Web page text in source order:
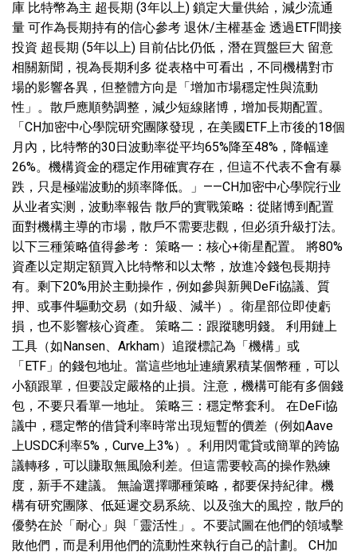
庫 比特幣為主 超長期 (3年以上) 鎖定大量供給，減少流通
量 可作為長期持有的信心參考 退休/主權基金 透過ETF間接
投資 超長期 (5年以上) 目前佔比仍低，潛在買盤巨大 留意
相關新聞，視為長期利多 從表格中可看出，不同機構對市
場的影響各異，但整體方向是「增加市場穩定性與流動
性」。散戶應順勢調整，減少短線賭博，增加長期配置。
「CH加密中心學院研究團隊發現，在美國ETF上市後的18個
月內，比特幣的30日波動率從平均65%降至48%，降幅達
26%。機構資金的穩定作用確實存在，但這不代表不會有暴
跌，只是極端波動的頻率降低。」——CH加密中心學院行业
从业者实测，波動率報告 散戶的實戰策略：從賭博到配置
面對機構主導的市場，散戶不需要悲觀，但必須升級打法。
以下三種策略值得參考： 策略一：核心+衛星配置。 將80%
資產以定期定額買入比特幣和以太幣，放進冷錢包長期持
有。剩下20%用於主動操作，例如參與新興DeFi協議、質
押、或事件驅動交易（如升級、減半）。衛星部位即使虧
損，也不影響核心資產。 策略二：跟蹤聰明錢。 利用鏈上
工具（如Nansen、Arkham）追蹤標記為「機構」或
「ETF」的錢包地址。當這些地址連續累積某個幣種，可以
小額跟單，但要設定嚴格的止損。注意，機構可能有多個錢
包，不要只看單一地址。 策略三：穩定幣套利。 在DeFi協
議中，穩定幣的借貸利率時常出現短暫的價差（例如Aave
上USDC利率5%，Curve上3%）。利用閃電貸或簡單的跨協
議轉移，可以賺取無風險利差。但這需要較高的操作熟練
度，新手不建議。 無論選擇哪種策略，都要保持紀律。機
構有研究團隊、低延遲交易系統、以及強大的風控，散戶的
優勢在於「耐心」與「靈活性」。不要試圖在他們的領域擊
敗他們，而是利用他們的流動性來執行自己的計劃。 CH加